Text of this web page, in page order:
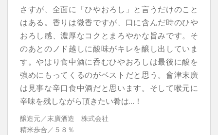
さすが、全面に「ひやおろし」と言うだけのこと
はある。香りは微香ですが、口に含んだ時のひや
おろし感、濃厚なコクとまろやかな旨みです。そ
のあとのノド越しに酸味がキレを醸し出していま
す。やはり食中酒に呑むひやおろしは最後に酸を
強めにもってくるのがベストだと思う。會津末廣
は見事な辛口食中酒だと思います。そして喉元に
辛味を残しながら頂きたい肴は…！
醸造元／末廣酒造 株式会社
精米歩合／５８％